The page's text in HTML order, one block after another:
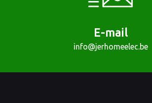
E-mail
info@jerhomeelec.be